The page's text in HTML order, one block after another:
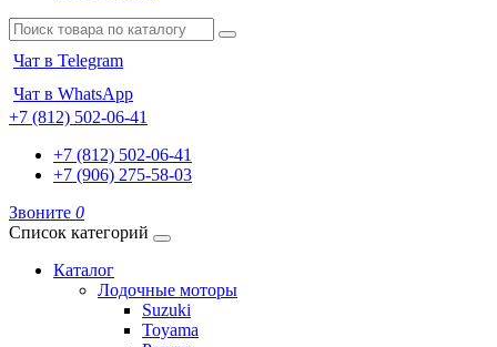
Чат в Telegram
Чат в WhatsApp
+7 (812) 502-06-41
+7 (812) 502-06-41
+7 (906) 275-58-03
Звоните 0
Список категорий
Каталог
Лодочные моторы
Suzuki
Toyama